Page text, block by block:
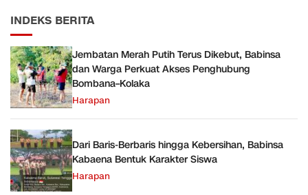
INDEKS BERITA
Jembatan Merah Putih Terus Dikebut, Babinsa
dan Warga Perkuat Akses Penghubung
Bombana–Kolaka
Harapan
Dari Baris-Berbaris hingga Kebersihan, Babinsa
Kabaena Bentuk Karakter Siswa
Harapan